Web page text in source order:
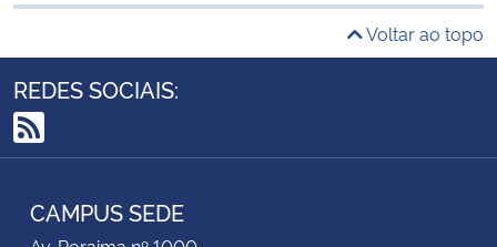
Voltar ao topo
REDES SOCIAIS:
RSS
CAMPUS SEDE